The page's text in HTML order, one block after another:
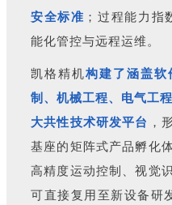
安全标准 ；过程能力指
能化管控与远程运维。
凯格精机构建了涵盖软
制、机械工程、电气工
大共性技术研发平台 ，
基座的矩阵式产品孵化
高精度运动控制、视觉
可直接复用至新设备研